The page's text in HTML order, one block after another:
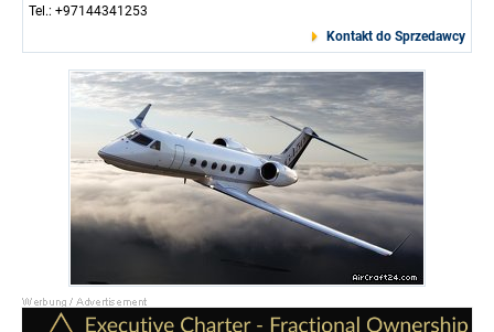
Tel.: +97144341253
Kontakt do Sprzedawcy